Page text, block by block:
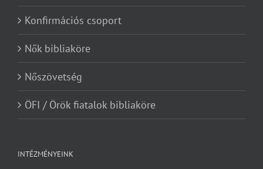
Konfirmációs csoport
Nők bibliaköre
Nőszövetség
ÖFI / Örök fiatalok bibliaköre
INTÉZMÉNYEINK